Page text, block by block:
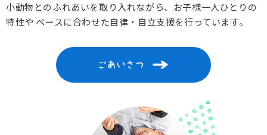
小動物とのふれあいを取り入れながら、お子様一人ひとりの
特性や ペースに合わせた自律・自立支援を行っています。